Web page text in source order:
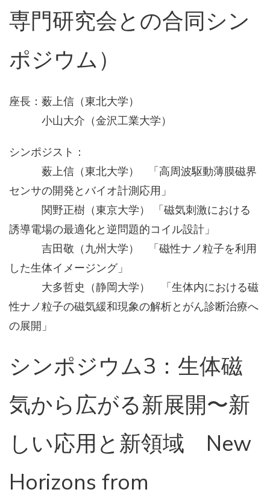
専門研究会との合同シン
ポジウム）
座長：薮上信（東北大学）
小山大介（金沢工業大学）
シンポジスト：
薮上信（東北大学） 「高周波駆動薄膜磁界
センサの開発とバイオ計測応用」
関野正樹（東京大学） 「磁気刺激における
誘導電場の最適化と逆問題的コイル設計」
吉田敬（九州大学） 「磁性ナノ粒子を利用
した生体イメージング」
大多哲史（静岡大学） 「生体内における磁
性ナノ粒子の磁気緩和現象の解析とがん診断治療へ
の展開」
シンポジウム3：生体磁
気から広がる新展開〜新
しい応用と新領域 New
Horizons from